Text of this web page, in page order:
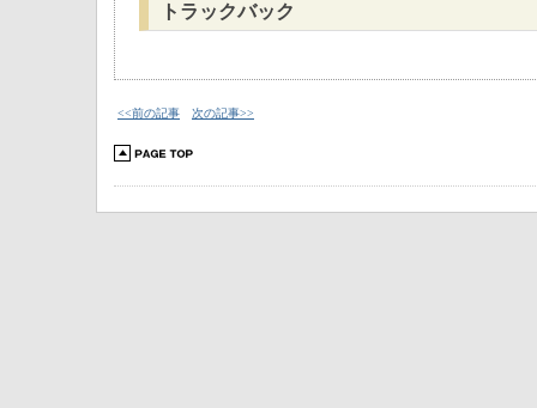
トラックバック
<<前の記事 次の記事>>